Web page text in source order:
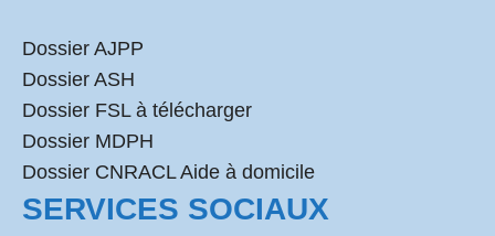
Dossier AJPP
Dossier ASH
Dossier FSL à télécharger
Dossier MDPH
Dossier CNRACL Aide à domicile
SERVICES SOCIAUX